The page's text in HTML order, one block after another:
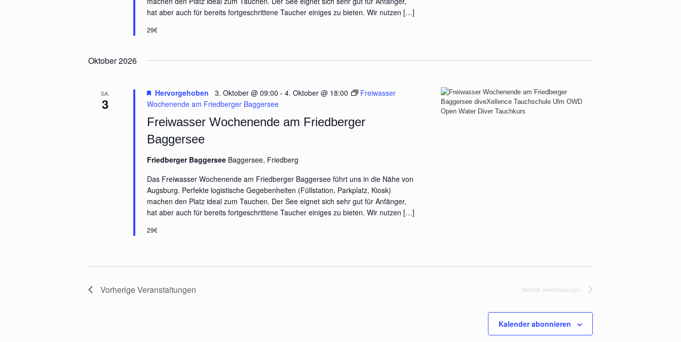
hat aber auch für bereits fortgeschrittene Taucher einiges zu bieten. Wir nutzen […]
29€
Oktober 2026
SA.
3
Freiwasser Wochenende am Friedberger
Baggersee
Hervorgehoben 3. Oktober @ 09:00 - 4. Oktober @ 18:00
Freiwasser
Wochenende am Friedberger Baggersee
Friedberger Baggersee Baggersee, Friedberg
Das Freiwasser Wochenende am Friedberger Baggersee führt uns in die Nähe von
Augsburg. Perfekte logistische Gegebenheiten (Füllstation, Parkplatz, Kiosk)
machen den Platz ideal zum Tauchen. Der See eignet sich sehr gut für Anfänger,
hat aber auch für bereits fortgeschrittene Taucher einiges zu bieten. Wir nutzen […]
29€
VorherigeVeranstaltungen Nächste Veranstaltungen
Kalender abonnieren